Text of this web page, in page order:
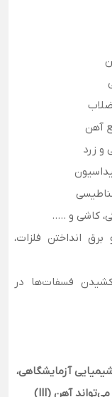
آهن
و زرد
کاشی و .....
انداختن فلزات،
فسفات‌ها در
آزمایشگاهی،
صنعتی و صنایع مربوطه مفتخر است که می‌تواند آهن (III)